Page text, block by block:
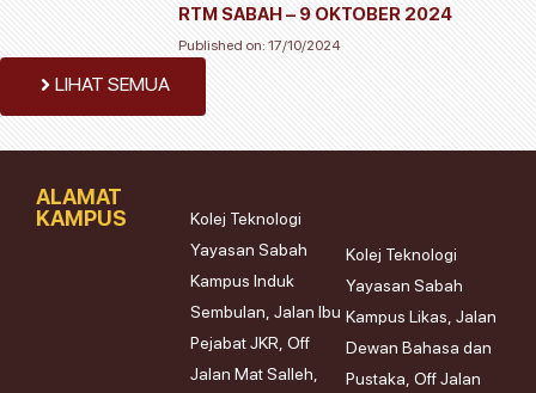
RTM SABAH – 9 OKTOBER 2024
Published on:17/10/2024
LIHAT SEMUA
ALAMAT
KAMPUS
Kolej Teknologi
Yayasan Sabah
Kampus Induk
Sembulan, Jalan Ibu
Pejabat JKR, Off
Jalan Mat Salleh,
Kolej Teknologi
Yayasan Sabah
Kampus Likas, Jalan
Dewan Bahasa dan
Pustaka, Off Jalan